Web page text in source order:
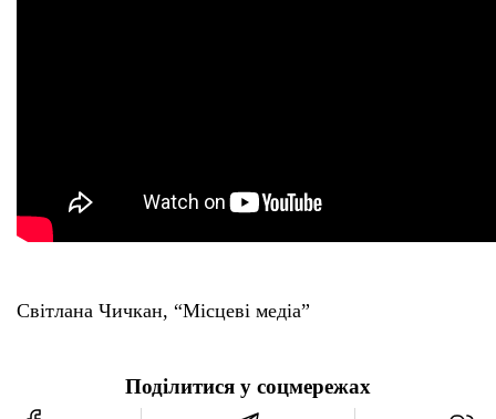
Світлана Чичкан, “Місцеві медіа”
Поділитися у соцмережах